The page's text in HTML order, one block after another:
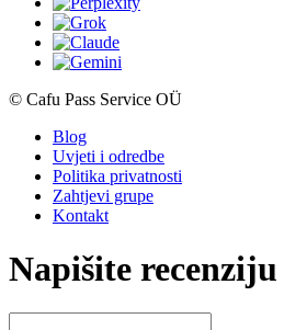
© Cafu Pass Service OÜ
Blog
Uvjeti i odredbe
Politika privatnosti
Zahtjevi grupe
Kontakt
Napišite recenziju